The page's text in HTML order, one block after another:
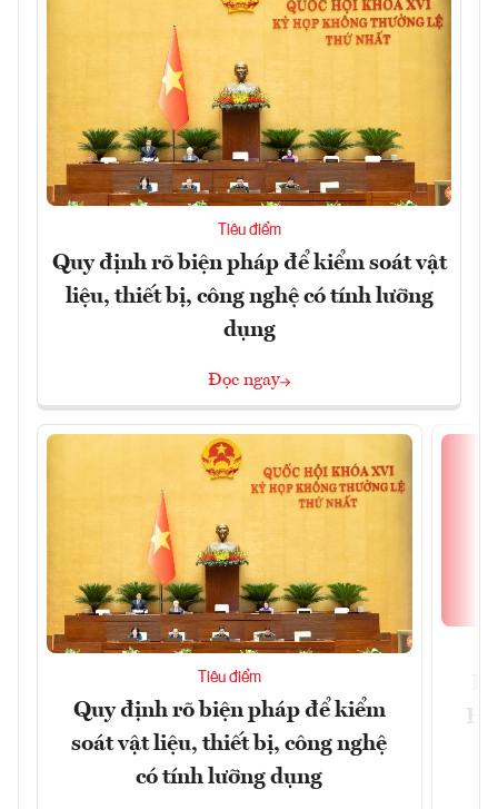
Tiêu điểm
Quy định rõ biện pháp để kiểm soát vật
liệu, thiết bị, công nghệ có tính lưỡng
dụng
Đọc ngay
Tiêu điểm
Quy định rõ biện pháp để kiểm
soát vật liệu, thiết bị, công nghệ
có tính lưỡng dụng